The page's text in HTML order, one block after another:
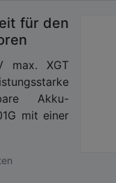
für den
max. XGT
Akku-
mit einer